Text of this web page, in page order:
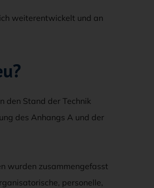
weiterentwickelt und an
den Stand der Technik
des Anhangs A und der
wurden zusammengefasst
personelle,